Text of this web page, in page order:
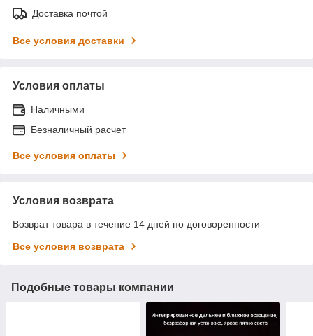
Доставка почтой
Все условия доставки
Условия оплаты
Наличными
Безналичный расчет
Все условия оплаты
Условия возврата
Возврат товара в течение 14 дней по договоренности
Все условия возврата
Подобные товары компании